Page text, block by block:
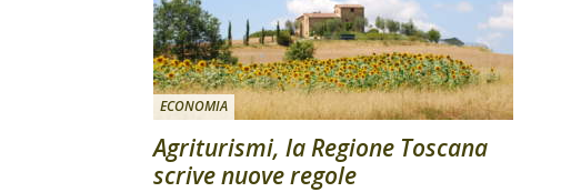
ECONOMIA
Agriturismi, la Regione Toscana
scrive nuove regole